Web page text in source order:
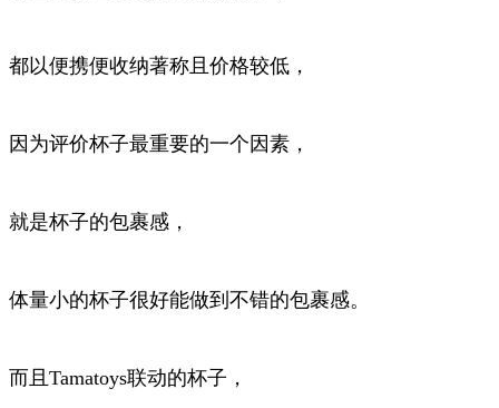
都以便携便收纳著称且价格较低，
因为评价杯子最重要的一个因素，
就是杯子的包裹感，
体量小的杯子很好能做到不错的包裹感。
而且Tamatoys联动的杯子，